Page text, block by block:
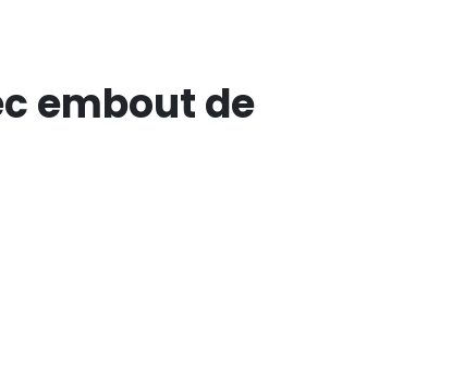
embout de